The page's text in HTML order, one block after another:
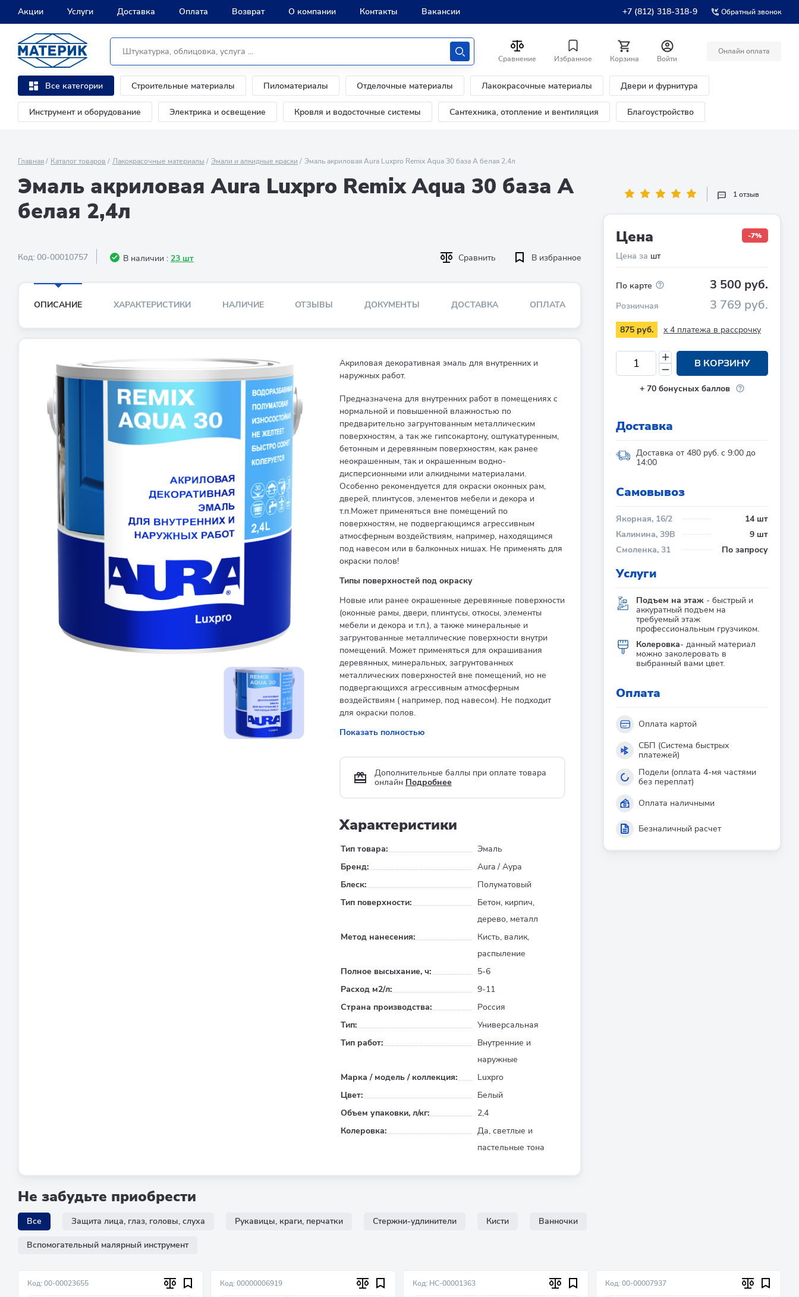
Акции Услуги Доставка Оплата Возврат О компании Контакты Вакансии +7 (812) 318-318-9 Обратный звонок
Сравнение Избранное Корзина Войти
Онлайн оплата
Все категории Строительные материалы Пиломатериалы Отделочные материалы Лакокрасочные материалы Двери и фурнитура
Инструмент и оборудование Электрика и освещение Кровля и водосточные системы Сантехника, отопление и вентиляция Благоустройство
Главная Каталог товаров Лакокрасочные материалы Эмали и алкидные краски Эмаль акриловая Aura Luxpro Remix Aqua 30 база А белая 2,4л
Эмаль акриловая Aura Luxpro Remix Aqua 30 база А
белая 2,4л
Код: 00-00010757 В наличии : 23 шт Сравнить В избранное
ОПИСАНИЕ ХАРАКТЕРИСТИКИ НАЛИЧИЕ ОТЗЫВЫ ДОКУМЕНТЫ ДОСТАВКА ОПЛАТА
Акриловая декоративная эмаль для внутренних и
наружных работ.
Предназначена для внутренних работ в помещениях с
нормальной и повышенной влажностью по
предварительно загрунтованным металлическим
поверхностям, а так же гипсокартону, оштукатуренным,
бетонным и деревянным поверхностям, как ранее
неокрашенным, так и окрашенным водно-
дисперсионными или алкидными материалами.
Особенно рекомендуется для окраски оконных рам,
дверей, плинтусов, элементов мебели и декора и
т.п.Может применяться вне помещений по
поверхностям, не подвергающимся агрессивным
атмосферным воздействиям, например, находящимся
под навесом или в балконных нишах. Не применять для
окраски полов!
Типы поверхностей под окраску
Новые или ранее окрашенные деревянные поверхности
(оконные рамы, двери, плинтусы, откосы, элементы
мебели и декора и т.п.), а также минеральные и
загрунтованные металлические поверхности внутри
помещений. Может применяться для окрашивания
деревянных, минеральных, загрунтованных
металлических поверхностей вне помещений, но не
подвергающихся агрессивным атмосферным
воздействиям ( например, под навесом). Не подходит
для окраски полов.
Показать полностью
Дополнительные баллы при оплате товара
онлайн Подробнее
Характеристики
Тип товара:
Эмаль
Бренд:
Aura / Аура
Блеск:
Полуматовый
Тип поверхности:
Бетон, кирпич,
дерево, металл
Метод нанесения:
Кисть, валик,
распыление
Полное высыхание, ч:
5-6
Расход м2/л:
9-11
Страна производства:
Россия
Тип:
Универсальная
Тип работ:
Внутренние и
наружные
Марка / модель / коллекция:
Luxpro
Цвет:
Белый
Объем упаковки, л/кг:
2,4
Колеровка:
Да, светлые и
пастельные тона
1 отзыв
Цена
Цена за шт
-7%
По карте 3 500 руб.
Розничная 3 769 руб.
875 руб. x 4 платежа в рассрочку
В КОРЗИНУ
+ 70бонусных баллов
Доставка
Доставка от 480 руб. с 9:00 до
14:00
Cамовывоз
Якорная, 16/2
14 шт
Калинина, 39В
9 шт
Смоленка, 31
По запросу
Услуги
Подъем на этаж - быстрый и
аккуратный подъем на
требуемый этаж
профессиональным грузчиком.
Колеровка- данный материал
можно заколеровать в
выбранный вами цвет.
Оплата
Оплата картой
СБП (Система быстрых
платежей)
Подели (оплата 4-мя частями
без переплат)
Оплата наличными
Безналичный расчет
Не забудьте приобрести
Все Защита лица, глаз, головы, слуха Рукавицы, краги, перчатки Стержни-удлинители Кисти Ванночки
Вспомогательный малярный инструмент
Код: 00-00023655 Код: 00000006919 Код: НС-00001363 Код: 00-00007937